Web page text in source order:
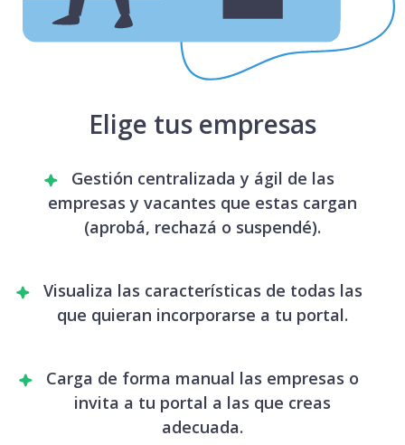
Elige tus empresas
Gestión centralizada y ágil de las
empresas y vacantes que estas cargan
(aprobá, rechazá o suspendé).
Visualiza las características de todas las
que quieran incorporarse a tu portal.
Carga de forma manual las empresas o
invita a tu portal a las que creas
adecuada.